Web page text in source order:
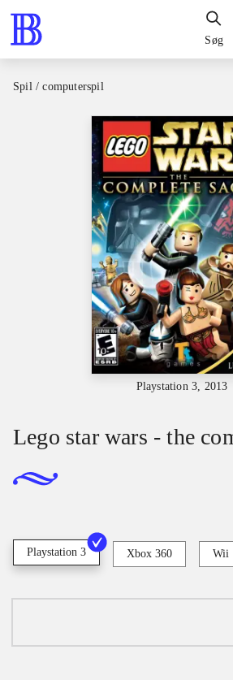
Søg
Spil / computerspil
Playstation 3, 2013
Lego star wars - the
Playstation 3 Xbox 360 Wii